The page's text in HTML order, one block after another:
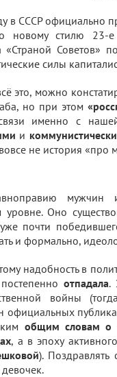
в СССР официально
новому стилю 23-
«Страной Советов»
силы
это, можно
но при этом
именно с
и
не история
мужчин
уровне. Оно
почти
и формально,
надобность в
отпадала.
войны
официальных
общим словам о
, а в эпоху
).